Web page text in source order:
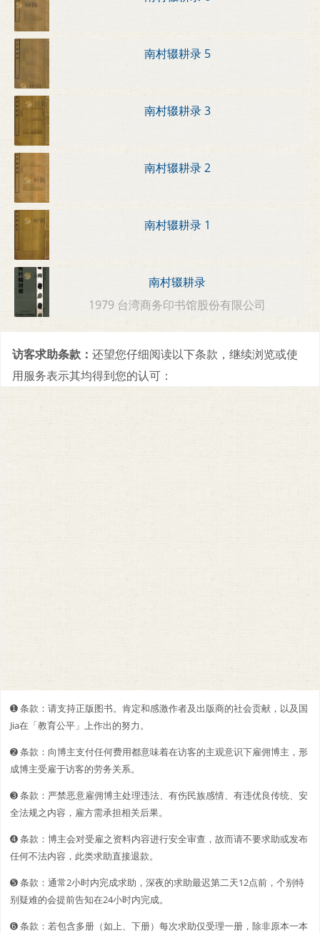
南村辍耕录 5
南村辍耕录 3
南村辍耕录 2
南村辍耕录 1
南村辍耕录
1979 台湾商务印书馆股份有限公司
访客求助条款： 还望您仔细阅读以下条款，继续浏览或使
用服务表示其均得到您的认可：
➊️ 条款：请支持正版图书。肯定和感激作者及出版商的社会贡献，以及国
Jia在「教育公平」上作出的努力。
➋️️ 条款：向博主支付任何费用都意味着在访客的主观意识下雇佣博主，形
成博主受雇于访客的劳务关系。
➌ 条款：严禁恶意雇佣博主处理违法、有伤民族感情、有违优良传统、安
全法规之内容，雇方需承担相关后果。
➍ 条款：博主会对受雇之资料内容进行安全审查，故而请不要求助或发布
任何不法内容，此类求助直接退款。
➎ 条款：通常2小时内完成求助，深夜的求助最迟第二天12点前，个别特
别疑难的会提前告知在24小时内完成。
➏ 条款：若包含多册（如上、下册）每次求助仅受理一册，除非原本一本